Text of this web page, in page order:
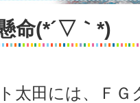
命(*´▽｀*)
太田には、Ｆ